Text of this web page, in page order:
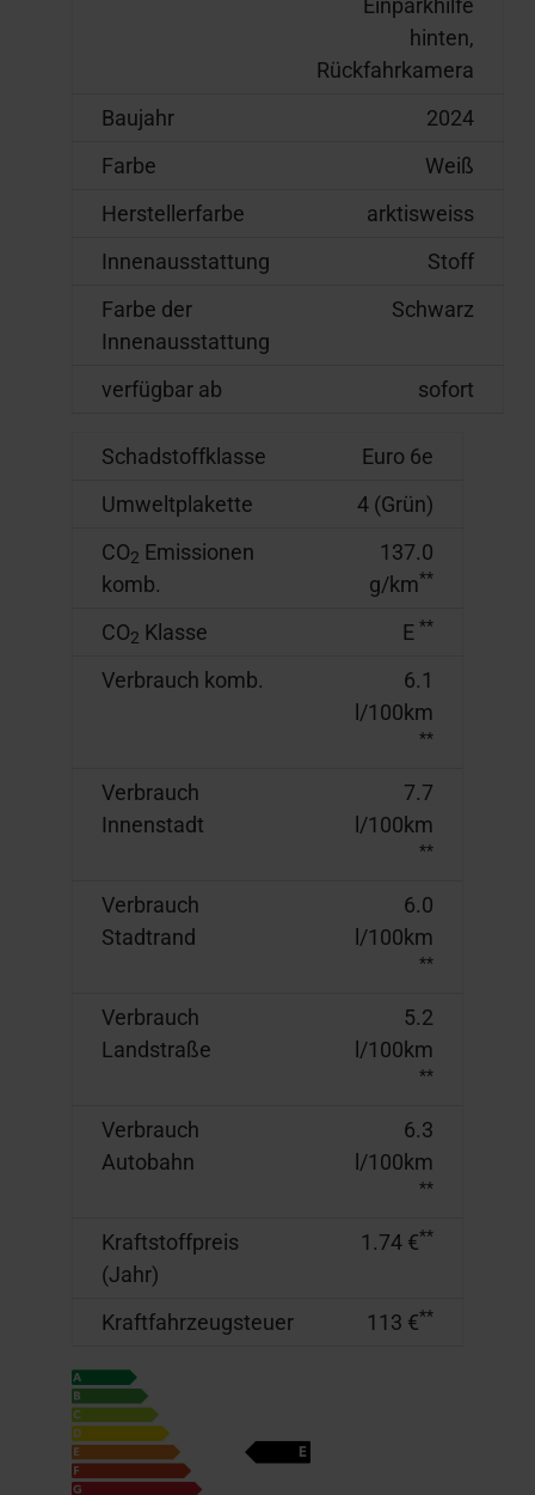
Einparkhilfe
hinten,
Rückfahrkamera
Baujahr
2024
Farbe
Weiß
Herstellerfarbe
arktisweiss
Innenausstattung
Stoff
Farbe der
Innenausstattung
Schwarz
verfügbar ab sofort
Schadstoffklasse
Euro 6e
Umweltplakette
4 (Grün)
CO2 Emissionen
komb.
137.0
g/km**
CO2 Klasse E **
Verbrauch komb.
6.1
l/100km
**
Verbrauch
Innenstadt
7.7
l/100km
**
Verbrauch
Stadtrand
6.0
l/100km
**
Verbrauch
Landstraße
5.2
l/100km
**
Verbrauch
Autobahn
6.3
l/100km
**
Kraftstoffpreis
(Jahr)
1.74 €**
Kraftfahrzeugsteuer 113 €**